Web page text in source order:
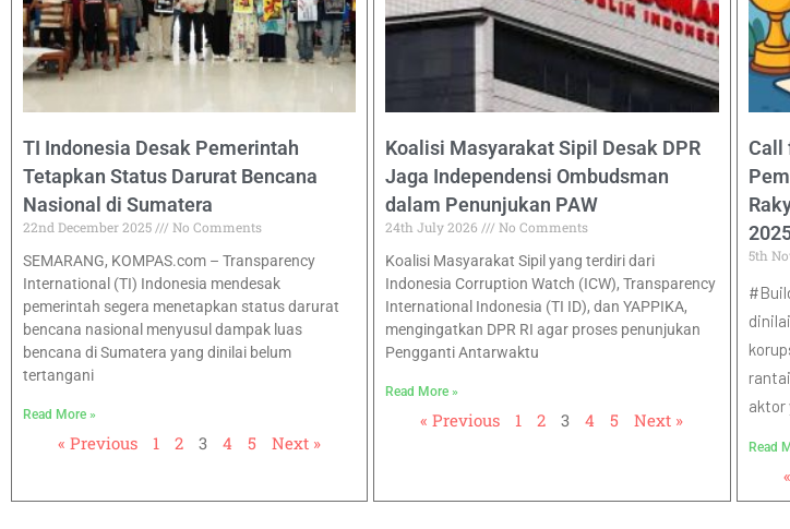
TI Indonesia Desak Pemerintah
Tetapkan Status Darurat Bencana
Nasional di Sumatera
22nd December 2025
No Comments
SEMARANG, KOMPAS.com – Transparency
International (TI) Indonesia mendesak
pemerintah segera menetapkan status darurat
bencana nasional menyusul dampak luas
bencana di Sumatera yang dinilai belum
tertangani
Read More »
« Previous 1 2 3 4 5 Next »
Koalisi Masyarakat Sipil Desak DPR
Jaga Independensi Ombudsman
dalam Penunjukan PAW
24th July 2026
No Comments
Koalisi Masyarakat Sipil yang terdiri dari
Indonesia Corruption Watch (ICW), Transparency
International Indonesia (TI ID), dan YAPPIKA,
mengingatkan DPR RI agar proses penunjukan
Pengganti Antarwaktu
Read More »
« Previous 1 2 3 4 5 Next »
Call
5th
aktor
Read